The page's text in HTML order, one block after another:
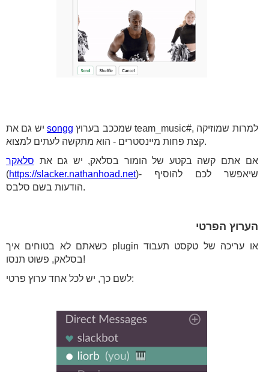
songg שמככב בערוץ team_music#, למרות שמוזיקה
קצת פחות מיינסטרים - הוא מתקשה לעתים למצוא.
אם אתם קשה בקטע של הומור בסלאק, יש גם את סלאקר
(https://slacker.nathanhoad.net)- שיאפשר לכם להוסיף
הודעות בשם סלבס.
הערוץ הפרטי
כשאתם לא בטוחים איך plugin או עריכה של טקסט תעבוד
בסלאק, פשוט תנסו!
לשם כך, יש לכל אחד ערוץ פרטי: